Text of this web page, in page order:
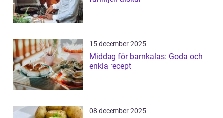
15 december 2025
Middag för barnkalas: Goda och
enkla recept
08 december 2025